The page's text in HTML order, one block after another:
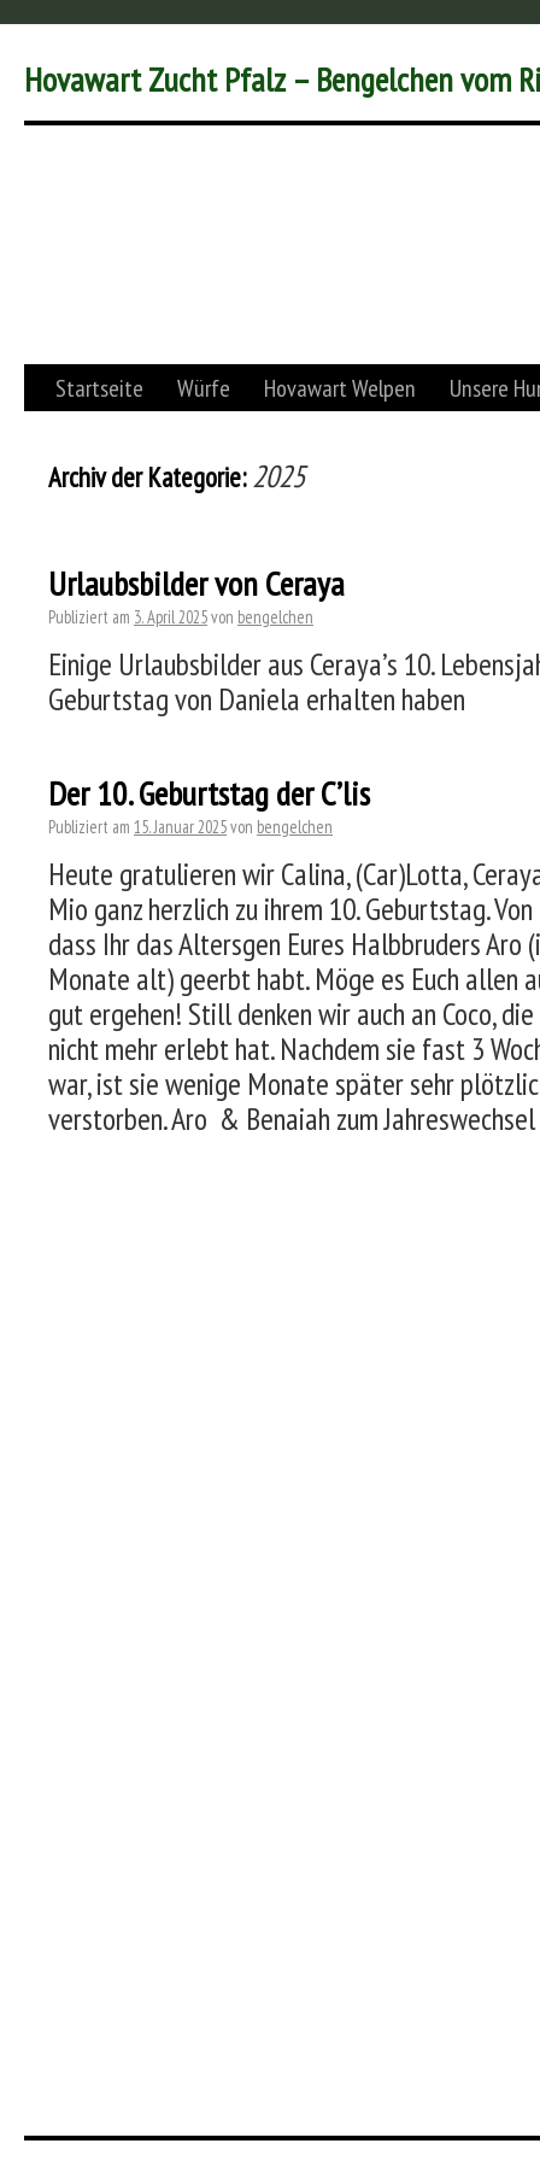
Hovawart Zucht Pfalz – Bengelchen vom
Startseite Würfe Hovawart Welpen Unsere
Archiv der Kategorie:2025
Urlaubsbilder von Ceraya
Publiziert am 3. April 2025von bengelchen
Einige Urlaubsbilder aus Ceraya’s 10.
Geburtstag von Daniela erhalten haben
Der 10. Geburtstag der C’lis
Publiziert am 15. Januar 2025von bengelchen
Heute gratulieren wir Calina, (Car)Lotta,
Mio ganz herzlich zu ihrem 10. Geburtstag.
dass Ihr das Altersgen Eures Halbbruders Aro
Monate alt) geerbt habt. Möge es Euch allen
gut ergehen! Still denken wir auch an Coco,
nicht mehr erlebt hat. Nachdem sie fast 3
war, ist sie wenige Monate später sehr
verstorben. Aro & Benaiah zum